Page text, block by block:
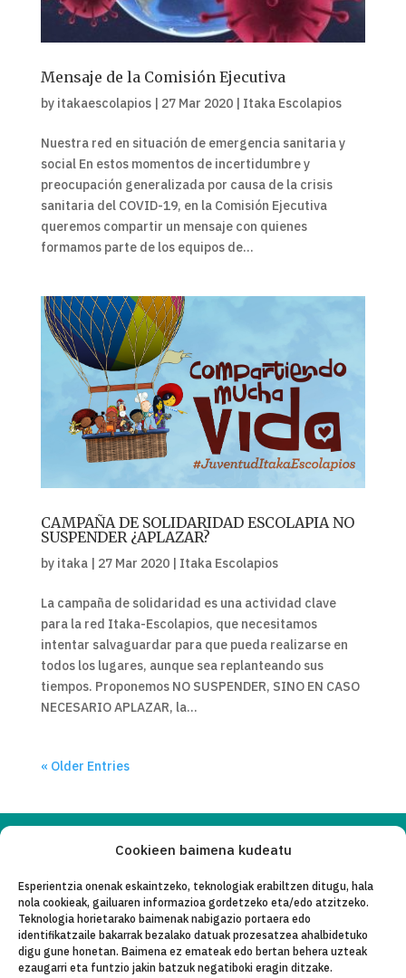
Cookieen baimena kudeatu
Esperientzia onenak eskaintzeko, teknologiak erabiltzen ditugu, hala
nola cookieak, gailuaren informazioa gordetzeko eta/edo atzitzeko.
Teknologia horietarako baimenak nabigazio portaera edo
identifikatzaile bakarrak bezalako datuak prozesatzea ahalbidetuko
digu gune honetan. Baimena ez emateak edo bertan behera uzteak
ezaugarri eta funtzio jakin batzuk negatiboki eragin ditzake.
Mensaje de la Comisión Ejecutiva
by itakaescolapios| 27 Mar 2020| Itaka Escolapios
Nuestra red en situación de emergencia sanitaria y
social En estos momentos de incertidumbre y
preocupación generalizada por causa de la crisis
sanitaria del COVID-19, en la Comisión Ejecutiva
queremos compartir un mensaje con quienes
formamos parte de los equipos de...
CAMPAÑA DE SOLIDARIDAD ESCOLAPIA NO
SUSPENDER ¿APLAZAR?
by itaka| 27 Mar 2020| Itaka Escolapios
La campaña de solidaridad es una actividad clave
para la red Itaka-Escolapios, que necesitamos
intentar salvaguardar para que pueda realizarse en
todos los lugares, aunque sea replanteando sus
tiempos. Proponemos NO SUSPENDER, SINO EN CASO
NECESARIO APLAZAR, la...
« Older Entries
Copyleft 2025Itaka-Escolapios
LEGE OHAR
PRIBATASUN-POLITIKA